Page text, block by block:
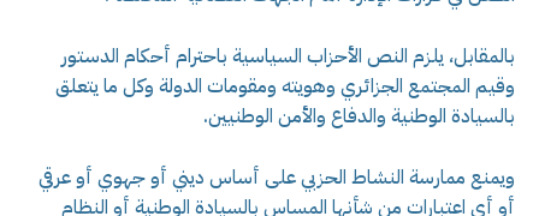
بالمقابل، يلزم النص الأحزاب السياسية باحترام أحكام الدستور
وقيم المجتمع الجزائري وهويته ومقومات الدولة وكل ما يتعلق
بالسيادة الوطنية والدفاع والأمن الوطنيين.
ويمنع ممارسة النشاط الحزبي على أساس ديني أو جهوي أو عرقي
أو أي اعتبارات من شأنها المساس بالسيادة الوطنية أو النظام